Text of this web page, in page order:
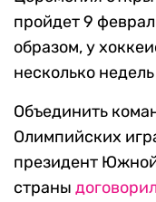
пройдет 9
образом, у
несколько
Объединить
Олимпийских
президент
страны